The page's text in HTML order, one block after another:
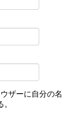
ザーに自分の名